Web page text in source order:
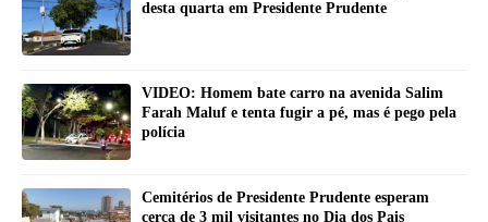
desta quarta em Presidente Prudente
VIDEO: Homem bate carro na avenida Salim
Farah Maluf e tenta fugir a pé, mas é pego pela
polícia
Cemitérios de Presidente Prudente esperam
cerca de 3 mil visitantes no Dia dos Pais